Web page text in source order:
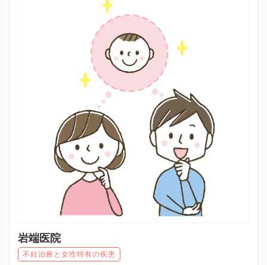
岩端医院
不妊治療と女性特有の疾患